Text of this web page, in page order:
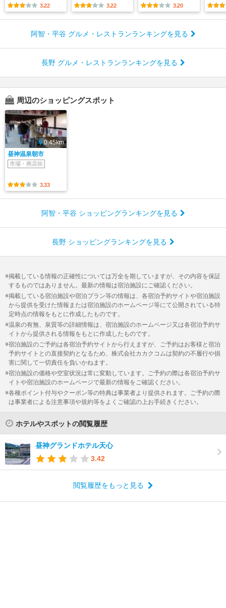
3.22 3.22 3.20
阿智・平谷 グルメ・レストランランキングを見る
長野 グルメ・レストランランキングを見る
周辺のショッピングスポット
0.45km
昼神温泉朝市
市場・商店街
3.33
阿智・平谷 ショッピングランキングを見る
長野 ショッピングランキングを見る
掲載している情報の正確性については万全を期していますが、その内容を保証
するものではありません。最新の情報は宿泊施設にご確認ください。
掲載している宿泊施設や宿泊プラン等の情報は、各宿泊予約サイトや宿泊施設
から提供を受けた情報または宿泊施設のホームページ等にて公開されている特
定時点の情報をもとに作成したものです。
温泉の有無、泉質等の詳細情報は、宿泊施設のホームページ又は各宿泊予約サ
イトから提供される情報をもとに作成したものです。
宿泊施設のご予約は各宿泊予約サイトから行えますが、ご予約はお客様と宿泊
予約サイトとの直接契約となるため、株式会社カカクコムは契約の不履行や損
害に関して一切責任を負いかねます。
宿泊施設の価格や空室状況は常に変動しています。ご予約の際は各宿泊予約サ
イトや宿泊施設のホームページで最新の情報をご確認ください。
各種ポイント付与やクーポン等の特典は事業者より提供されます。ご予約の際
は事業者による注意事項や規約等をよくご確認の上お手続きください。
ホテルやスポットの閲覧履歴
昼神グランドホテル天心
3.42
閲覧履歴をもっと見る